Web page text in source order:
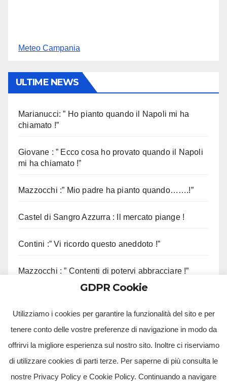
Meteo Campania
ULTIME NEWS
Marianucci: ” Ho pianto quando il Napoli mi ha
chiamato !”
Giovane : ” Ecco cosa ho provato quando il Napoli
mi ha chiamato !”
Mazzocchi :” Mio padre ha pianto quando…….!”
Castel di Sangro Azzurra : Il mercato piange !
Contini :” Vi ricordo questo aneddoto !”
Mazzocchi : ” Contenti di potervi abbracciare !”
GDPR Cookie
Utilizziamo i cookies per garantire la funzionalità del sito e per
tenere conto delle vostre preferenze di navigazione in modo da
offrirvi la migliore esperienza sul nostro sito. Inoltre ci riserviamo
di utilizzare cookies di parti terze. Per saperne di più consulta le
nostre Privacy Policy e Cookie Policy. Continuando a navigare